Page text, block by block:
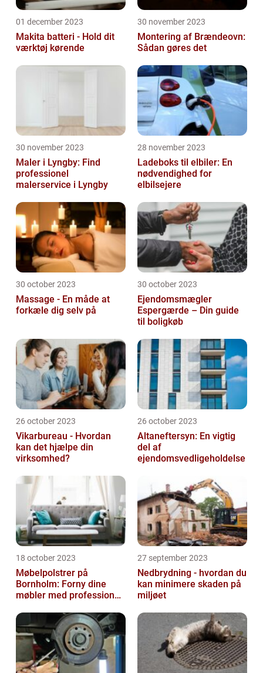
01 december 2023
Makita batteri - Hold dit
værktøj kørende
30 november 2023
Montering af Brændeovn:
Sådan gøres det
30 november 2023
Maler i Lyngby: Find
professionel
malerservice i Lyngby
28 november 2023
Ladeboks til elbiler: En
nødvendighed for
elbilsejere
30 october 2023
Massage - En måde at
forkæle dig selv på
30 october 2023
Ejendomsmægler
Espergærde – Din guide
til boligkøb
26 october 2023
Vikarbureau - Hvordan
kan det hjælpe din
virksomhed?
26 october 2023
Altaneftersyn: En vigtig
del af
ejendomsvedligeholdelse
18 october 2023
Møbelpolstrer på
Bornholm: Forny dine
møbler med professionel
27 september 2023
Nedbrydning - hvordan du
kan minimere skaden på
miljøet